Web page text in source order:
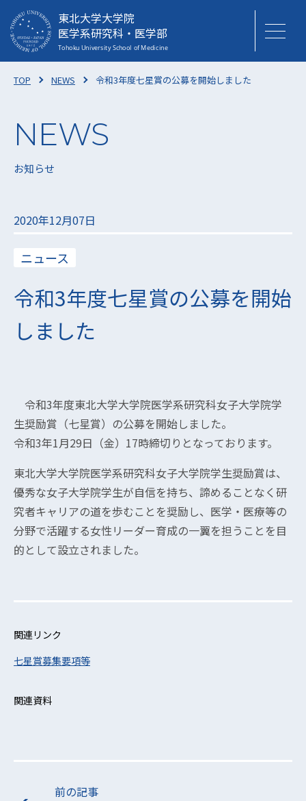
東北大学大学院
医学系研究科・医学部
TOP NEWS 令和3年度七星賞の公募を開始しました
お知らせ
2020年12月07日
ニュース
令和3年度七星賞の公募を開始
しました
令和3年度東北大学大学院医学系研究科女子大学院学
生奨励賞（七星賞）の公募を開始しました。
令和3年1月29日（金）17時締切りとなっております。
東北大学大学院医学系研究科女子大学院学生奨励賞は、
優秀な女子大学院学生が自信を持ち、諦めることなく研
究者キャリアの道を歩むことを奨励し、医学・医療等の
分野で活躍する女性リーダー育成の一翼を担うことを目
的として設立されました。
関連リンク
七星賞募集要項等
関連資料
前の記事